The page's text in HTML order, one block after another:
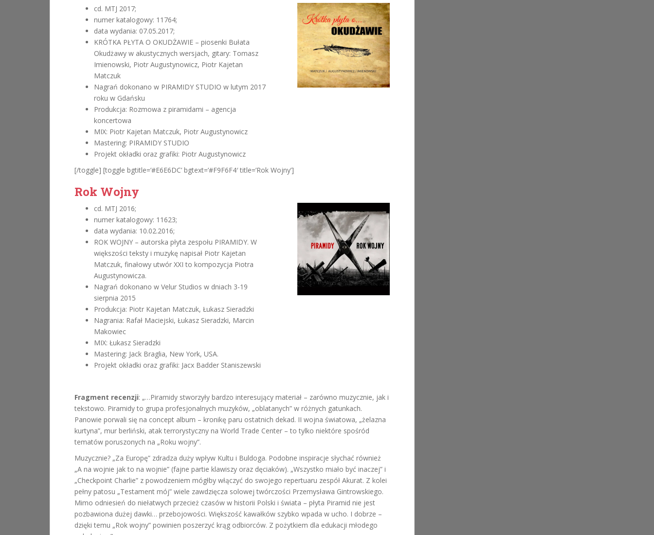
cd. MTJ 2017;
numer katalogowy: 11764;
data wydania: 07.05.2017;
KRÓTKA PŁYTA O OKUDŻAWIE – piosenki Bułata
Okudżawy w akustycznych wersjach, gitary: Tomasz
Imienowski, Piotr Augustynowicz, Piotr Kajetan
Matczuk
Nagrań dokonano w PIRAMIDY STUDIO w lutym 2017
roku w Gdańsku
Produkcja: Rozmowa z piramidami – agencja
koncertowa
MIX: Piotr Kajetan Matczuk, Piotr Augustynowicz
Mastering: PIRAMIDY STUDIO
Projekt okładki oraz grafiki: Piotr Augustynowicz
[/toggle] [toggle bgtitle=’#E6E6DC’ bgtext=’#F9F6F4′ title=’Rok Wojny’]
Rok Wojny
cd. MTJ 2016;
numer katalogowy: 11623;
data wydania: 10.02.2016;
ROK WOJNY – autorska płyta zespołu PIRAMIDY. W
większości teksty i muzykę napisał Piotr Kajetan
Matczuk, finałowy utwór XXI to kompozycja Piotra
Augustynowicza.
Nagrań dokonano w Velur Studios w dniach 3-19
sierpnia 2015
Produkcja: Piotr Kajetan Matczuk, Łukasz Sieradzki
Nagrania: Rafał Maciejski, Łukasz Sieradzki, Marcin
Makowiec
MIX: Łukasz Sieradzki
Mastering: Jack Braglia, New York, USA.
Projekt okładki oraz grafiki: Jacx Badder Staniszewski
Fragment recenzji: „…Piramidy stworzyły bardzo interesujący materiał – zarówno muzycznie, jak i
tekstowo. Piramidy to grupa profesjonalnych muzyków, „oblatanych” w różnych gatunkach.
Panowie porwali się na concept album – kronikę paru ostatnich dekad. II wojna światowa, „żelazna
kurtyna”, mur berliński, atak terrorystyczny na World Trade Center – to tylko niektóre spośród
tematów poruszonych na „Roku wojny”.
Muzycznie? „Za Europę” zdradza duży wpływ Kultu i Buldoga. Podobne inspiracje słychać również
„A na wojnie jak to na wojnie” (fajne partie klawiszy oraz dęciaków). „Wszystko miało być inaczej” i
„Checkpoint Charlie” z powodzeniem mógłby włączyć do swojego repertuaru zespół Akurat. Z kolei
pełny patosu „Testament mój” wiele zawdzięcza solowej twórczości Przemysława Gintrowskiego.
Mimo odniesień do niełatwych przecież czasów w historii Polski i świata – płyta Piramid nie jest
pozbawiona dużej dawki… przebojowości. Większość kawałków szybko wpada w ucho. I dobrze –
dzięki temu „Rok wojny” powinien poszerzyć krąg odbiorców. Z pożytkiem dla edukacji młodego